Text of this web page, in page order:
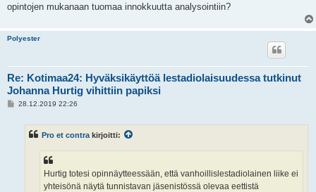
opintojen mukanaan tuomaa innokkuutta analysointiin?
Polyester
Re: Kotimaa24: Hyväksikäyttöä lestadiolaisuudessa tutkinut
Johanna Hurtig vihittiin papiksi
V28.12.2019 22:26
Pro et contra kirjoitti:
Hurtig totesi opinnäytteessään, että vanhoillislestadiolainen liike ei
yhteisönä näytä tunnistavan jäsenistössä olevaa eettistä